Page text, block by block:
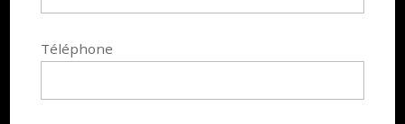
Téléphone